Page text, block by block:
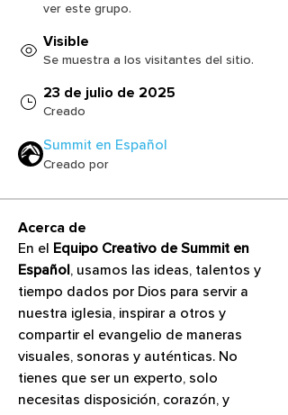
ver este grupo.
Visible
Se muestra a los visitantes del sitio.
23 de julio de 2025
Creado
Summit en Español
Creado por
Acerca de
En el Equipo Creativo de Summit en
Español, usamos las ideas, talentos y
tiempo dados por Dios para servir a
nuestra iglesia, inspirar a otros y
compartir el evangelio de maneras
visuales, sonoras y auténticas. No
tienes que ser un experto, solo
necesitas disposición, corazón, y